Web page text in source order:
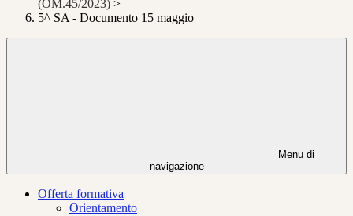
(OM.45/2023) >
5^ SA - Documento 15 maggio
Menu di
navigazione
Offerta formativa
Orientamento